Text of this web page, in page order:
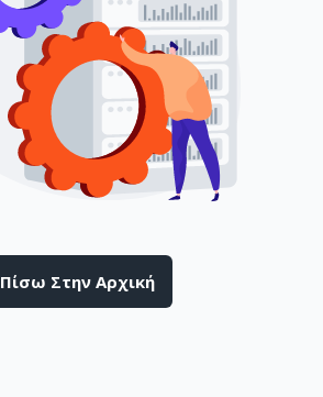
Πίσω Στην Αρχική